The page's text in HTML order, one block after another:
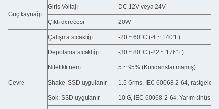
Güç kaynağı
Giriş Voltajı DC 12V veya 24V
Çıktı derecesi 20W
Çevre
Çalışma sıcaklığı -20 ~ 60°C (-4 ~ 140°F)
Depolama sıcaklığı -30 ~ 80°C (-22 ~ 176°F)
Nitelikli nem 5 ~ 95% (Kondanslanmamış)
Shake: SSD uygulanır 1.5 Grms, IEC 60068-2-64, rastgele,
Şok: SSD uygulanır 10 G, IEC 60068-2-64, Yarım sinüs